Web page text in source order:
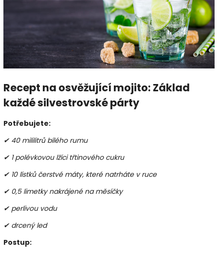
Recept na osvěžující mojito: Základ
každé silvestrovské párty
Potřebujete:
✔ 40 mililitrů bílého rumu
✔ 1 polévkovou lžíci třtinového cukru
✔ 10 lístků čerstvé máty, které natrháte v ruce
✔ 0,5 limetky nakrájené na měsíčky
✔ perlivou vodu
✔ drcený led
Postup: